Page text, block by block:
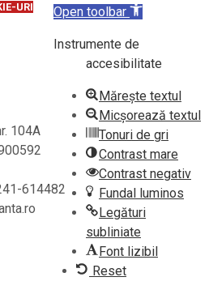
URI
104A
614482
Open toolbar
Instrumente de
accesibilitate
Mărește textul
Micșorează textul
Tonuri de gri
Contrast mare
Contrast negativ
Fundal luminos
Legături
subliniate
Font lizibil
Reset